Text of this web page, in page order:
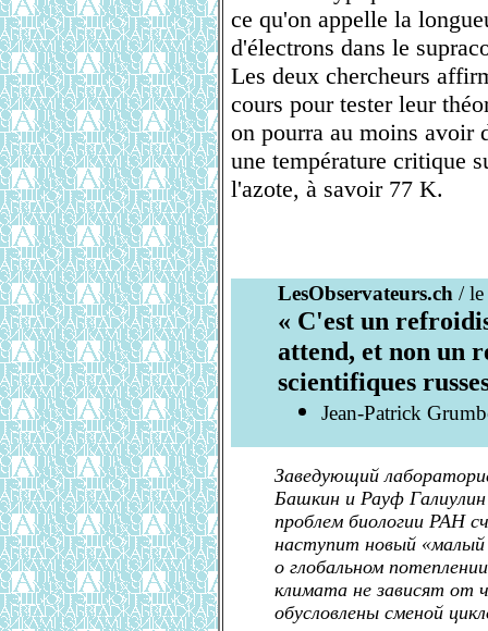
ce qu'on appelle la
d'électrons dans le
Les deux chercheurs
cours pour tester leur
on pourra au moins avoir
une température critique
l'azote, à savoir 77 K.
LesObservateurs.ch /
« C'est un
attend, et non un
scientifiques
Jean-Patrick
Заведующий
Башкин и Рауф
проблем биологии РАН
наступит новый «малый
о глобальном
климата не зависят от
обусловлены сменой